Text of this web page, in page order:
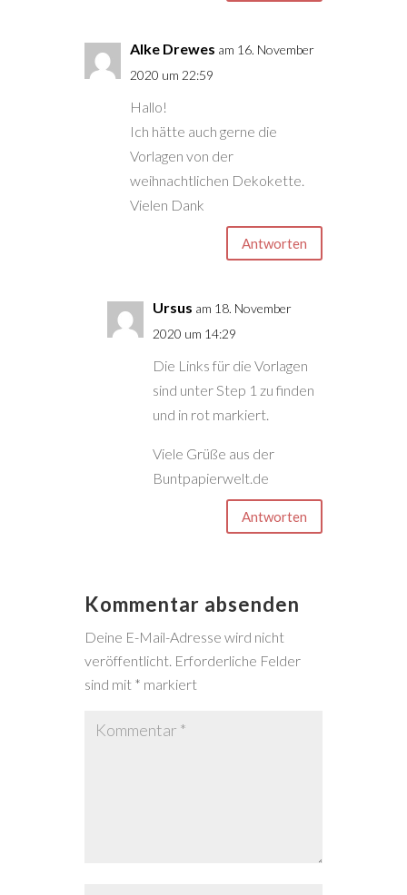
Alke Drewes am 16. November
2020 um 22:59
Hallo!
Ich hätte auch gerne die
Vorlagen von der
weihnachtlichen Dekokette.
Vielen Dank
Antworten
Ursus am 18. November
2020 um 14:29
Die Links für die Vorlagen
sind unter Step 1 zu finden
und in rot markiert.
Viele Grüße aus der
Buntpapierwelt.de
Antworten
Kommentar absenden
Deine E-Mail-Adresse wird nicht
veröffentlicht. Erforderliche Felder
sind mit * markiert